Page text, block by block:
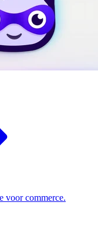
voor commerce.